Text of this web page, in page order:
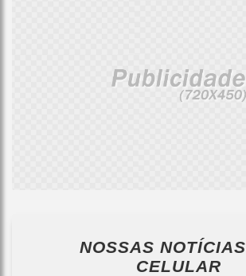
NOSSAS NOTÍCIAS
CELULAR